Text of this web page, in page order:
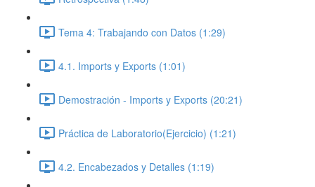
Tema 4: Trabajando con Datos (1:29)
4.1. Imports y Exports (1:01)
Demostración - Imports y Exports (20:21)
Práctica de Laboratorio(Ejercicio) (1:21)
4.2. Encabezados y Detalles (1:19)